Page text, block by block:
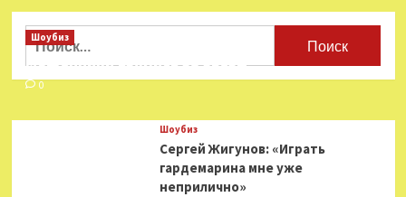
Найти:
Шоубиз
Мошенники взялись за звезд
0
Шоубиз
Сергей Жигунов: «Играть
гардемарина мне уже
неприлично»